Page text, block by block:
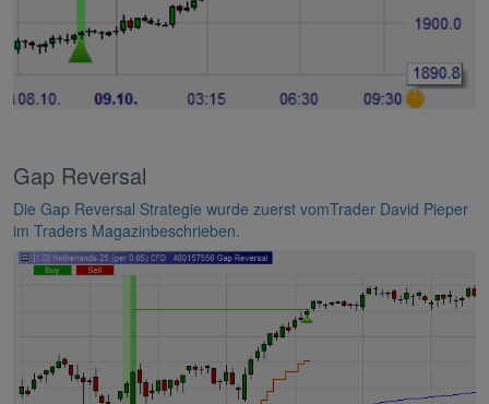
Gap Reversal
Die Gap Reversal Strategie wurde zuerst vomTrader David Pieper
im Traders Magazinbeschrieben.